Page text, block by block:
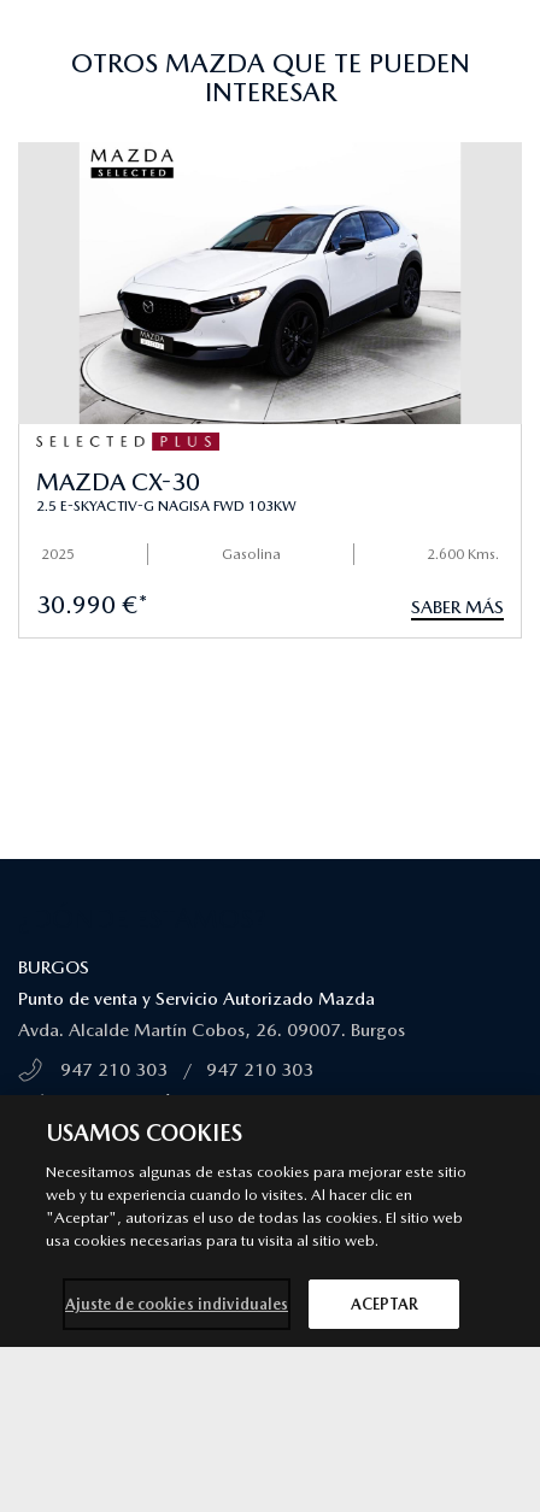
OTROS MAZDA QUE TE PUEDEN
INTERESAR
MAZDA CX-30
2.5 E-SKYACTIV-G NAGISA FWD 103KW
2025 Gasolina 2.600 Kms.
30.990 €* SABER MÁS
BURGOS
Punto de venta y Servicio Autorizado Mazda
Avda. Alcalde Martín Cobos, 26. 09007. Burgos
947 210 303
/
947 210 303
Aviso legal Privacidad Cookies
© 2026 Mazda España | Todos los derechos reservados |
All In Media
SÍGUENOS EN
USAMOS COOKIES
Necesitamos algunas de estas cookies para mejorar este sitio
web y tu experiencia cuando lo visites. Al hacer clic en
"Aceptar", autorizas el uso de todas las cookies. El sitio web
usa cookies necesarias para tu visita al sitio web.
Ajuste de cookies individuales ACEPTAR